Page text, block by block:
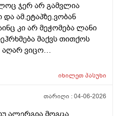
ჯერ არ გამვლია
ამ.ეტაპზე.ვობან
კი არ მეჭომება ლანი
მაქვს თითქოს
აღარ ვიცო
დღემდე ალისა საპონს
კი ესეთ
იხილეთპასუხი
თარიღი :04-06-2026